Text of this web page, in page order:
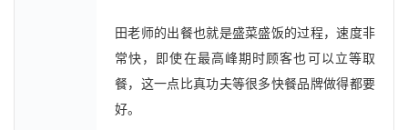
田老师的出餐也就是盛菜盛饭的过程，速度非
常快，即使在最高峰期时顾客也可以立等取
餐，这一点比真功夫等很多快餐品牌做得都要
好。